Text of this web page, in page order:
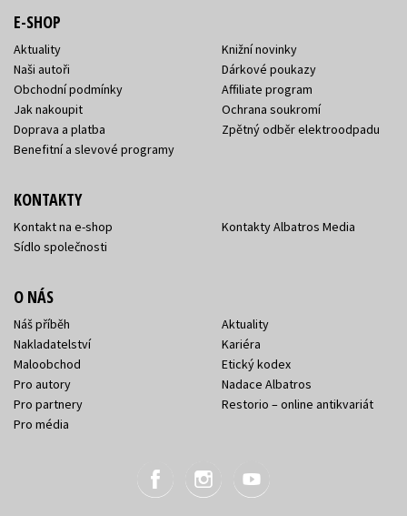
E-SHOP
Aktuality
Naši autoři
Obchodní podmínky
Jak nakoupit
Doprava a platba
Benefitní a slevové programy
Knižní novinky
Dárkové poukazy
Affiliate program
Ochrana soukromí
Zpětný odběr elektroodpadu
KONTAKTY
Kontakt na e-shop
Sídlo společnosti
Kontakty Albatros Media
O NÁS
Náš příběh
Nakladatelství
Maloobchod
Pro autory
Pro partnery
Pro média
Aktuality
Kariéra
Etický kodex
Nadace Albatros
Restorio – online antikvariát